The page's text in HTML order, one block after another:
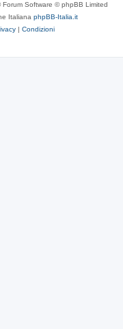
Forum Software © phpBB Limited
Italiana phpBB-Italia.it
| Condizioni